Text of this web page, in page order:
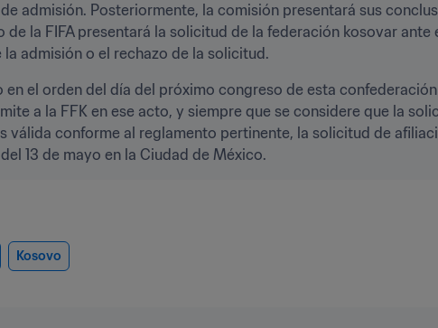
admisión. Posteriormente, la comisión presentará sus
la FIFA presentará la solicitud de la federación kosovar ante
admisión o el rechazo de la solicitud.
en el orden del día del próximo congreso de esta
a la FFK en ese acto, y siempre que se considere que la
válida conforme al reglamento pertinente, la solicitud de
13 de mayo en la Ciudad de México.
Kosovo